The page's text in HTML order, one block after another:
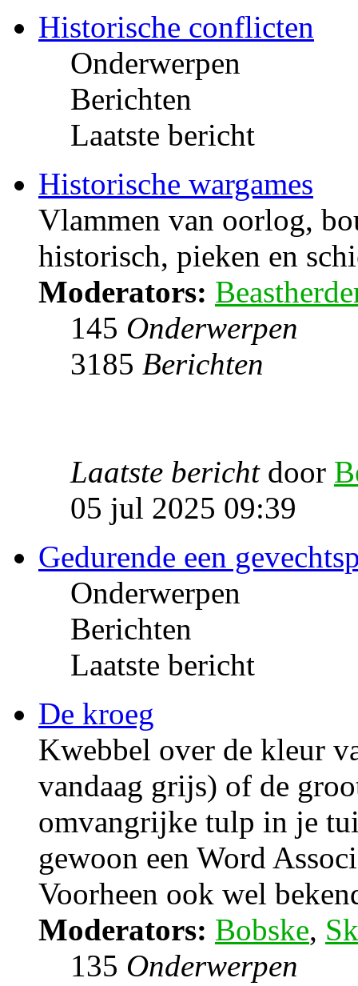
Historische conflicten
Onderwerpen
Berichten
Laatste bericht
Historische wargames
Vlammen van oorlog,
historisch, pieken en
Moderators:
145 Onderwerpen
3185 Berichten
Laatste berichtdoor
05 jul 2025 09:39
Gedurende een
Onderwerpen
Berichten
Laatste bericht
De kroeg
Kwebbel over de kleur
vandaag grijs) of de
omvangrijke tulp in je
gewoon een Word
Voorheen ook wel
Moderators: Bobske,
135 Onderwerpen